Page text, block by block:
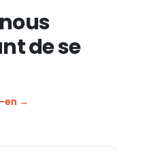
de se
en →